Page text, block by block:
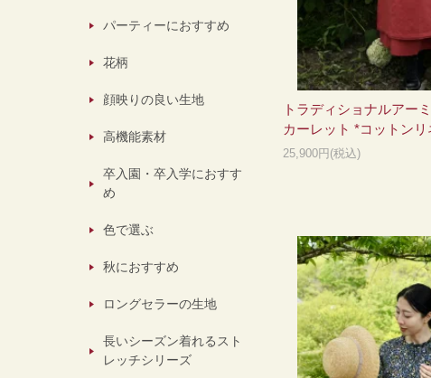
トラディショナルアー
カーレット *コットンリ
25,900円(税込)
パーティーにおすすめ
花柄
顔映りの良い生地
高機能素材
卒入園・卒入学におすす
め
色で選ぶ
秋におすすめ
ロングセラーの生地
長いシーズン着れるスト
レッチシリーズ